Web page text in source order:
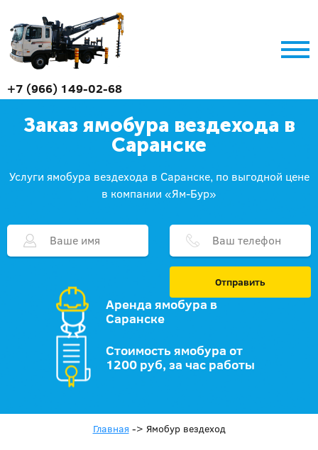
+7 (966) 149-02-68
Заказ ямобура вездехода в
Саранске
Услуги ямобура вездехода в Саранске, по выгодной цене
в компании «Ям-Бур»
Отправить
Аренда ямобура в
Саранске
Стоимость ямобура от
1200 руб, за час работы
Главная -> Ямобур вездеход